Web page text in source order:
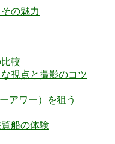
の魅力
較
視点と撮影のコツ
アワー）を狙う
船の体験